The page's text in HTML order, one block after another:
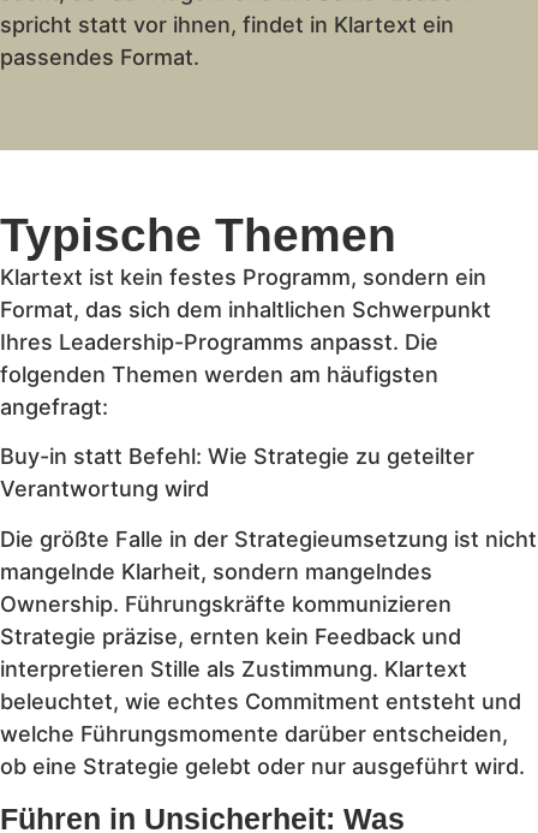
spricht statt vor ihnen, findet in Klartext ein
passendes Format.
Typische Themen
Klartext ist kein festes Programm, sondern ein
Format, das sich dem inhaltlichen Schwerpunkt
Ihres Leadership-Programms anpasst. Die
folgenden Themen werden am häufigsten
angefragt:
Buy-in statt Befehl: Wie Strategie zu geteilter
Verantwortung wird
Die größte Falle in der Strategieumsetzung ist nicht
mangelnde Klarheit, sondern mangelndes
Ownership. Führungskräfte kommunizieren
Strategie präzise, ernten kein Feedback und
interpretieren Stille als Zustimmung. Klartext
beleuchtet, wie echtes Commitment entsteht und
welche Führungsmomente darüber entscheiden,
ob eine Strategie gelebt oder nur ausgeführt wird.
Führen in Unsicherheit: Was